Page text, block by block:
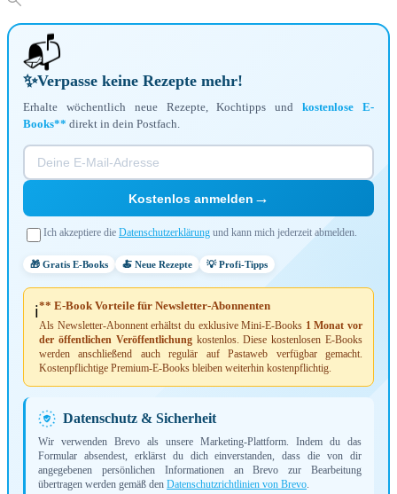
📬
✨Verpasse keine Rezepte mehr!
Erhalte wöchentlich neue Rezepte, Kochtipps undkostenlose E-
Books** direkt in dein Postfach.
Kostenlos anmelden →
Ich akzeptiere die Datenschutzerklärung und kann mich jederzeit abmelden.
🎁 Gratis E-Books 🍝 Neue Rezepte 💡 Profi-Tipps
ℹ️** E-Book Vorteile für Newsletter-Abonnenten
Als Newsletter-Abonnent erhältst du exklusive Mini-E-Books 1 Monat vor
der öffentlichen Veröffentlichungkostenlos. Diese kostenlosen E-Books
werden anschließend auch regulär auf Pastaweb verfügbar gemacht.
Kostenpflichtige Premium-E-Books bleiben weiterhin kostenpflichtig.
Datenschutz & Sicherheit
Wir verwenden Brevo als unsere Marketing-Plattform. Indem du das
Formular absendest, erklärst du dich einverstanden, dass die von dir
angegebenen persönlichen Informationen an Brevo zur Bearbeitung
übertragen werden gemäß den Datenschutzrichtlinien von Brevo.